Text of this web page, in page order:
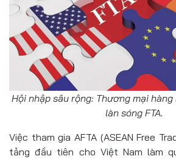
Hội nhập sâu rộng: Thương mại
làn sóng FTA.
Việc tham gia AFTA (ASEAN Free
tảng đầu tiên cho Việt Nam làm